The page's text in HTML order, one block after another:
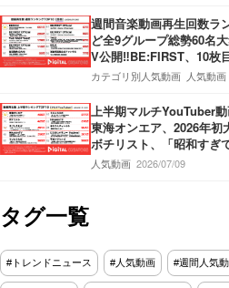
週間音楽動画再生回数ラ
ど全9グループ総勢60名
V公開‼BE:FIRST、10枚
ove ver.＆Story ver.の2
カテゴリ別人気動画 人気動画
上半期マルチYouTuber
東海オンエア、2026年初
ボチリスト、「昭和すぎ
月で420万回再生‼うじと
人気動画 2026/07/09
タグ一覧
#トレンドニュース #人気動画 #週間人気